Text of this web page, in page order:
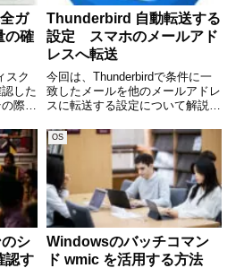
ガ
の確
スク
した
際に
ム内
スク
す。
Thunderbird 自動転送する
設定 スマホのメールアド
レスへ転送
今回は、Thunderbirdで条件に一
致したメールを他のメールアドレ
スに転送する設定について解説し
ールアドレスを、スマホのメール
アドレスに転送し見たいという場
面があると思います。今回は、例
として、Ｘ（Ｔｗｉｔ
シ
認す
OS
Windowsのバッチコマン
ド wmic を活用する方法